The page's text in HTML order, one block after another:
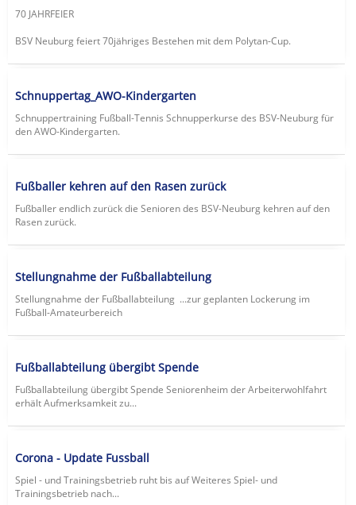
70 JAHRFEIER
BSV Neuburg feiert 70jähriges Bestehen mit dem Polytan-Cup.
Schnuppertag_AWO-Kindergarten
Schnuppertraining Fußball-Tennis Schnupperkurse des BSV-Neuburg für
den AWO-Kindergarten.
Fußballer kehren auf den Rasen zurück
Fußballer endlich zurück die Senioren des BSV-Neuburg kehren auf den
Rasen zurück.
Stellungnahme der Fußballabteilung
Stellungnahme der Fußballabteilung ...zur geplanten Lockerung im
Fußball-Amateurbereich
Fußballabteilung übergibt Spende
Fußballabteilung übergibt Spende Seniorenheim der Arbeiterwohlfahrt
erhält Aufmerksamkeit zu...
Corona - Update Fussball
Spiel - und Trainingsbetrieb ruht bis auf Weiteres Spiel- und
Trainingsbetrieb nach...